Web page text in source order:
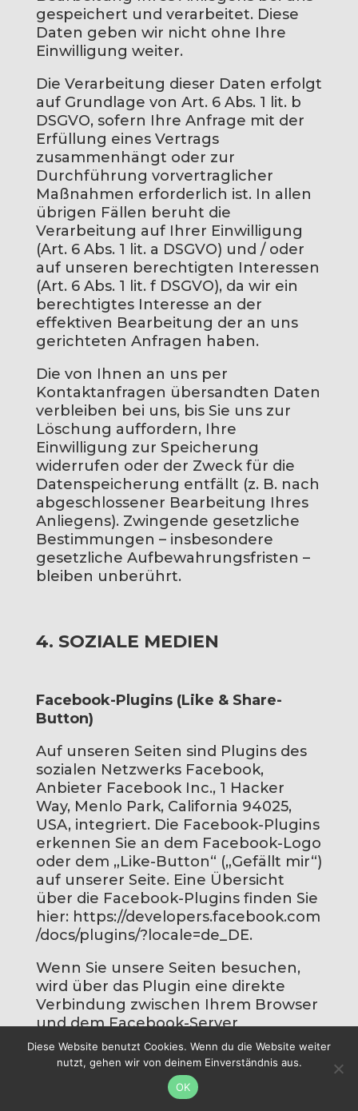
gespeichert und verarbeitet. Diese
Daten geben wir nicht ohne Ihre
Einwilligung weiter.
Die Verarbeitung dieser Daten erfolgt
auf Grundlage von Art. 6 Abs. 1 lit. b
DSGVO, sofern Ihre Anfrage mit der
Erfüllung eines Vertrags
zusammenhängt oder zur
Durchführung vorvertraglicher
Maßnahmen erforderlich ist. In allen
übrigen Fällen beruht die
Verarbeitung auf Ihrer Einwilligung
(Art. 6 Abs. 1 lit. a DSGVO) und / oder
auf unseren berechtigten Interessen
(Art. 6 Abs. 1 lit. f DSGVO), da wir ein
berechtigtes Interesse an der
effektiven Bearbeitung der an uns
gerichteten Anfragen haben.
Die von Ihnen an uns per
Kontaktanfragen übersandten Daten
verbleiben bei uns, bis Sie uns zur
Löschung auffordern, Ihre
Einwilligung zur Speicherung
widerrufen oder der Zweck für die
Datenspeicherung entfällt (z. B. nach
abgeschlossener Bearbeitung Ihres
Anliegens). Zwingende gesetzliche
Bestimmungen – insbesondere
gesetzliche Aufbewahrungsfristen –
bleiben unberührt.
4. SOZIALE MEDIEN
Facebook-Plugins (Like & Share-
Button)
Auf unseren Seiten sind Plugins des
sozialen Netzwerks Facebook,
Anbieter Facebook Inc., 1 Hacker
Way, Menlo Park, California 94025,
USA, integriert. Die Facebook-Plugins
erkennen Sie an dem Facebook-Logo
oder dem „Like-Button“ („Gefällt mir“)
auf unserer Seite. Eine Übersicht
über die Facebook-Plugins finden Sie
hier: https://developers.facebook.com
/docs/plugins/?locale=de_DE.
Wenn Sie unsere Seiten besuchen,
wird über das Plugin eine direkte
Verbindung zwischen Ihrem Browser
und dem Facebook-Server
hergestellt. Facebook erhält dadurch
die Information, dass Sie mit Ihrer IP-
Adresse unsere Seite besucht haben.
Wenn Sie den Facebook „Like-
Diese Website benutzt Cookies. Wenn du die Website weiter
nutzt, gehen wir von deinem Einverständnis aus.
OK